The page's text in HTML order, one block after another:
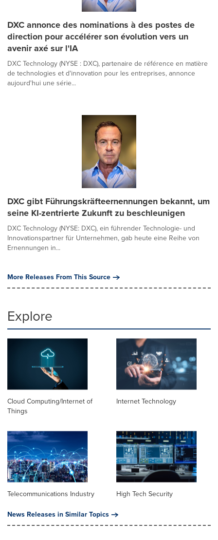
DXC annonce des nominations à des postes de
direction pour accélérer son évolution vers un
avenir axé sur l'IA
DXC Technology (NYSE : DXC), partenaire de référence en matière
de technologies et d'innovation pour les entreprises, annonce
aujourd'hui une série...
DXC gibt Führungskräfteernennungen bekannt, um
seine KI-zentrierte Zukunft zu beschleunigen
DXC Technology (NYSE: DXC), ein führender Technologie- und
Innovationspartner für Unternehmen, gab heute eine Reihe von
Ernennungen in...
More Releases From This Source
Explore
Cloud Computing/Internet of
Things
Internet Technology
Telecommunications Industry
High Tech Security
News Releases in Similar Topics